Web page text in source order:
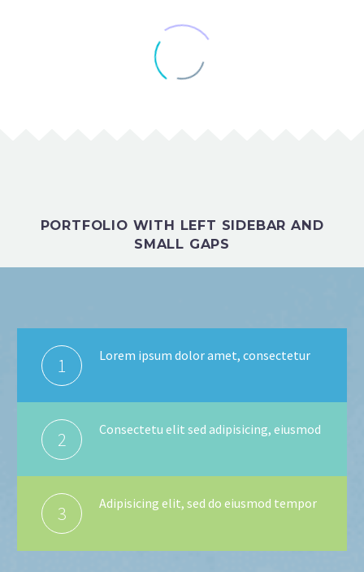
PORTFOLIO WITH LEFT SIDEBAR AND
SMALL GAPS
1 Lorem ipsum dolor amet, consectetur
2 Consectetu elit sed adipisicing, eiusmod
3 Adipisicing elit, sed do eiusmod tempor